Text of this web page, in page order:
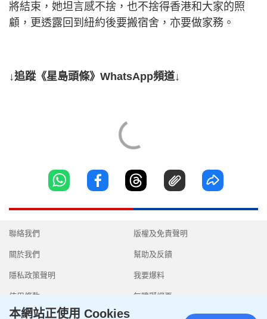
將結束，她坦言感不捨，也不捨得香港和大家的照
顧，更透露回到紐約後要搬宿舍，亦要做家務。
↓追蹤《星島頭條》WhatsApp頻道↓
聯絡我們
關於我們
隱私政策聲明
使用條款
版權及免責聲明
幫助及反饋
我要爆料
無障礙網頁
本網站正使用 Cookies